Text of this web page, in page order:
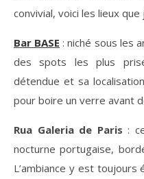
convivial, voici les lieux
Bar BASE : niché sous les
des spots les plus
détendue et sa
pour boire un verre avant
Rua Galeria de Paris :
nocturne portugaise,
L’ambiance y est